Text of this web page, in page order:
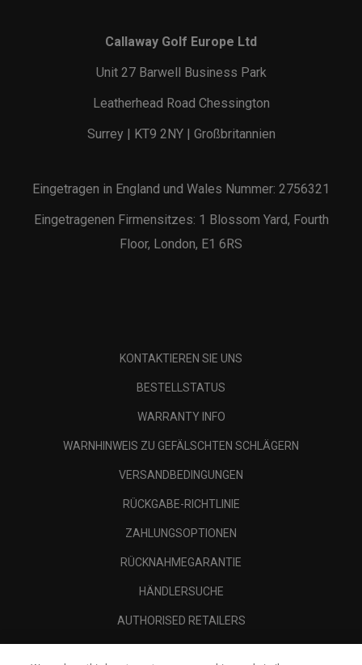
Callaway Golf Europe Ltd
Unit 27 Barwell Business Park
Leatherhead Road Chessington
Surrey | KT9 2NY | Großbritannien
Eingetragen in England und Wales Nummer: 2756321
Eingetragenen Firmensitzes: 1 Blossom Yard, Fourth
Floor, London, E1 6RS
KONTAKTIEREN SIE UNS
BESTELLSTATUS
WARRANTY INFO
WARNHINWEIS ZU GEFÄLSCHTEN SCHLÄGERN
VERSANDBEDINGUNGEN
RÜCKGABE-RICHTLINIE
ZAHLUNGSOPTIONEN
RÜCKNAHMEGARANTIE
HÄNDLERSUCHE
AUTHORISED RETAILERS